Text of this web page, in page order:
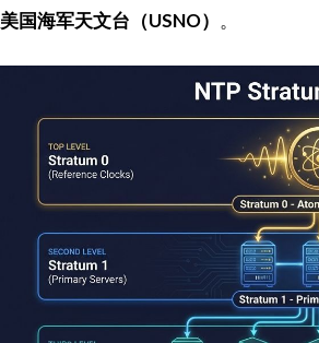
美国海军天文台（USNO） 。